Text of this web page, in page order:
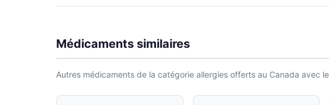
Médicaments similaires
Autres médicaments de la catégorie allergies offerts au Canada avec